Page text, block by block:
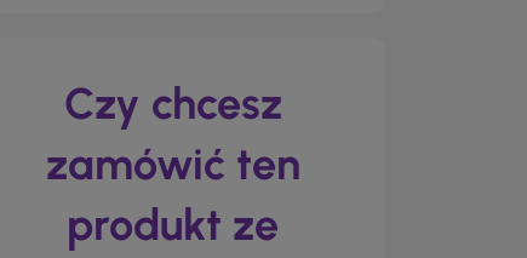
Czy chcesz
zamówić ten
produkt ze